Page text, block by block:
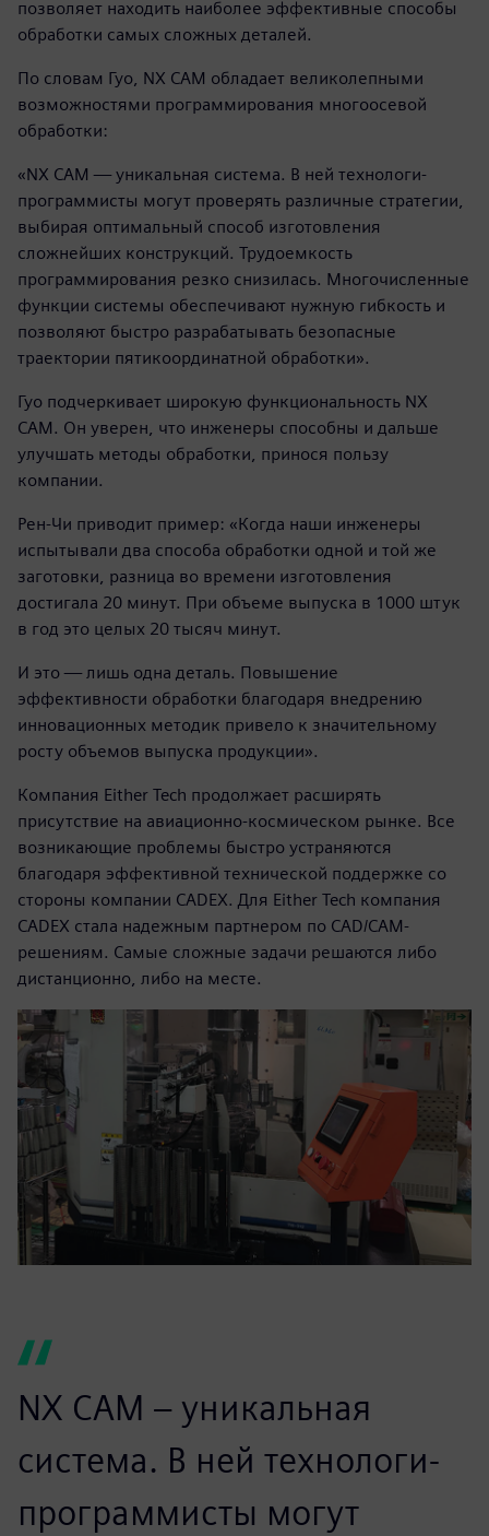
позволяет находить наиболее эффективные способы
обработки самых сложных деталей.
По словам Гуо, NX CAM обладает великолепными
возможностями программирования многоосевой
обработки:
«NX CAM — уникальная система. В ней технологи-
программисты могут проверять различные стратегии,
выбирая оптимальный способ изготовления
сложнейших конструкций. Трудоемкость
программирования резко снизилась. Многочисленные
функции системы обеспечивают нужную гибкость и
позволяют быстро разрабатывать безопасные
траектории пятикоординатной обработки».
Гуо подчеркивает широкую функциональность NX
CAM. Он уверен, что инженеры способны и дальше
улучшать методы обработки, принося пользу
компании.
Рен-Чи приводит пример: «Когда наши инженеры
испытывали два способа обработки одной и той же
заготовки, разница во времени изготовления
достигала 20 минут. При объеме выпуска в 1000 штук
в год это целых 20 тысяч минут.
И это — лишь одна деталь. Повышение
эффективности обработки благодаря внедрению
инновационных методик привело к значительному
росту объемов выпуска продукции».
Компания Either Tech продолжает расширять
присутствие на авиационно-космическом рынке. Все
возникающие проблемы быстро устраняются
благодаря эффективной технической поддержке со
стороны компании CADEX. Для Either Tech компания
CADEX стала надежным партнером по CAD/CAM-
решениям. Самые сложные задачи решаются либо
дистанционно, либо на месте.
NХ СAM – уникальная
система. В ней технологи-
программисты могут